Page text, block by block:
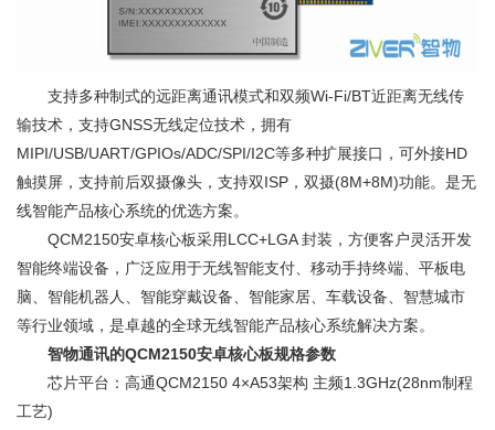
支持多种制式的远距离通讯模式和双频Wi-Fi/BT近距离无线传
输技术，支持GNSS无线定位技术，拥有
MIPI/USB/UART/GPIOs/ADC/SPI/I2C等多种扩展接口，可外接HD
触摸屏，支持前后双摄像头，支持双ISP，双摄(8M+8M)功能。是无
线智能产品核心系统的优选方案。
QCM2150安卓核心板采用LCC+LGA 封装，方便客户灵活开发
智能终端设备，广泛应用于无线智能支付、移动手持终端、平板电
脑、智能机器人、智能穿戴设备、智能家居、车载设备、智慧城市
等行业领域，是卓越的全球无线智能产品核心系统解决方案。
智物通讯的QCM2150安卓核心板规格参数
芯片平台：高通QCM2150 4×A53架构 主频1.3GHz(28nm制程
工艺)